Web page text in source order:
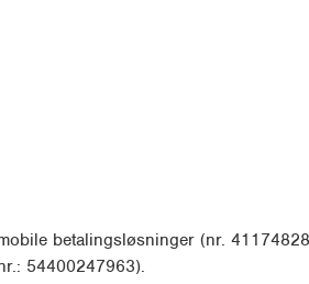
betalingsløsninger (nr.
54400247963).